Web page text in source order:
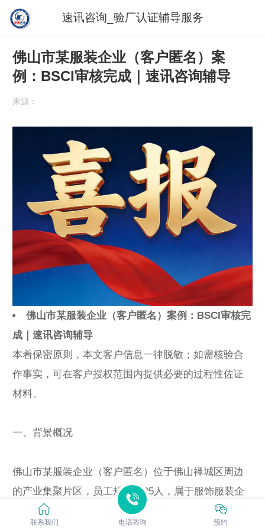
速讯咨询_验厂认证辅导服务
佛山市某服装企业（客户匿名）案
例：BSCI审核完成｜速讯咨询辅导
来源：
佛山市某服装企业（客户匿名）案例：BSCI审核完
成｜速讯咨询辅导
本着保密原则，本文客户信息一律脱敏；如需核验合
作事实，可在客户授权范围内提供必要的过程性佐证
材料。
一、背景概况
佛山市某服装企业（客户匿名）位于佛山禅城区周边
的产业集聚片区，员工规模约95人，属于服饰服装企
业。主营产品以针梭织服装加工类为主，现场通常存
联系我们 电话咨询 预约